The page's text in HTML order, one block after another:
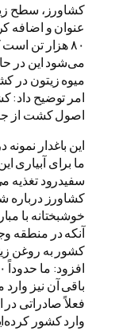
می‌شود این در
میوه زیتون در
امر توضیح داد:
اصول کشت از
این باغدار
ما برای آبیاری
سفیدرود
کشاورز درباره
خوشبختانه با
آنکه در منطقه
باقی آن نیز وارد
فعلاً صادراتی در
وارد کشور